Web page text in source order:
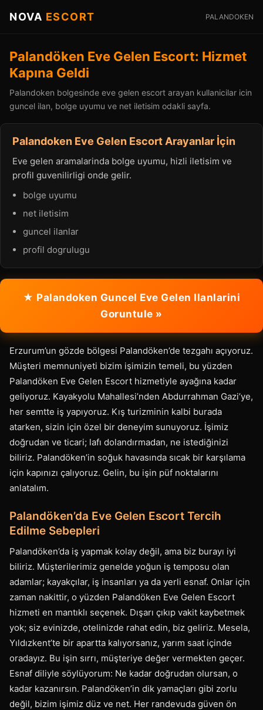
NOVA ESCORT PALANDOKEN
Palandöken Eve Gelen Escort: Hizmet
Kapına Geldi
Palandoken bolgesinde eve gelen escort arayan kullanicilar icin
guncel ilan, bolge uyumu ve net iletisim odakli sayfa.
Palandoken Eve Gelen Escort Arayanlar İçin
Eve gelen aramalarinda bolge uyumu, hizli iletisim ve
profil guvenilirligi onde gelir.
bolge uyumu
net iletisim
guncel ilanlar
profil dogrulugu
★ Palandoken Guncel Eve Gelen Ilanlarini
Goruntule »
Erzurum’un gözde bölgesi Palandöken’de tezgahı açıyoruz.
Müşteri memnuniyeti bizim işimizin temeli, bu yüzden
Palandöken Eve Gelen Escort hizmetiyle ayağına kadar
geliyoruz. Kayakyolu Mahallesi’nden Abdurrahman Gazi’ye,
her semtte iş yapıyoruz. Kış turizminin kalbi burada
atarken, sizin için özel bir deneyim sunuyoruz. İşimiz
doğrudan ve ticari; lafı dolandırmadan, ne istediğinizi
biliriz. Palandöken’in soğuk havasında sıcak bir karşılama
için kapınızı çalıyoruz. Gelin, bu işin püf noktalarını
anlatalım.
Palandöken’da Eve Gelen Escort Tercih
Edilme Sebepleri
Palandöken’da iş yapmak kolay değil, ama biz burayı iyi
biliriz. Müşterilerimiz genelde yoğun iş temposu olan
adamlar; kayakçılar, iş insanları ya da yerli esnaf. Onlar için
zaman nakittir, o yüzden Palandöken Eve Gelen Escort
hizmeti en mantıklı seçenek. Dışarı çıkıp vakit kaybetmek
yok; siz evinizde, otelinizde rahat edin, biz geliriz. Mesela,
Yıldızkent’te bir apartta kalıyorsanız, yarım saat içinde
oradayız. Bu işin sırrı, müşteriye değer vermekten geçer.
Esnaf diliyle söylüyorum: Ne kadar doğrudan olursan, o
kadar kazanırsın. Palandöken’in dik yamaçları gibi zorlu
değil, bizim işimiz düz ve net. Her randevuda güven ön